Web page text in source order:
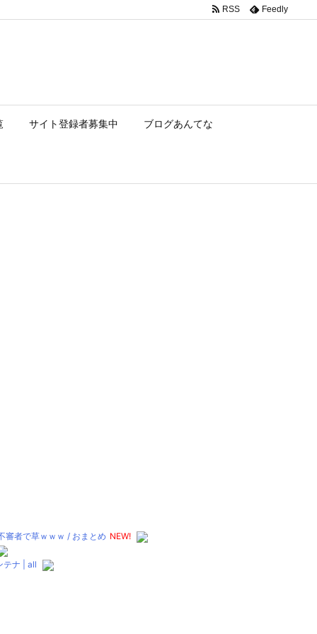
サイト登録者募集中 ブログあんてな
RSS Feedly
審者で草ｗｗｗ / おまとめ NEW!
テナ | all